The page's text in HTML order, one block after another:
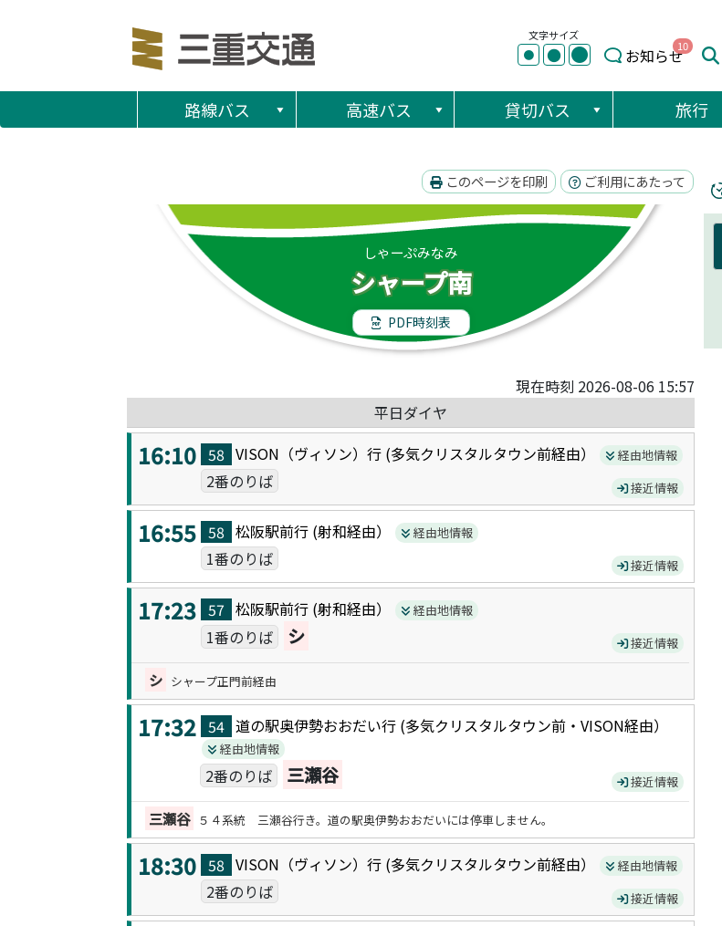
文字サイズ
● ● ● お知らせ10
路線バス 高速バス 貸切バス 旅行
このページを印刷 ご利用にあたって
しゃーぷみなみ
シャープ南
PDF時刻表
現在時刻 2026-08-06 15:57
平日ダイヤ
16:10 58 VISON（ヴィソン）行 (多気クリスタルタウン前経由） 経由地情報
2番のりば 接近情報
16:55 58 松阪駅前行 (射和経由） 経由地情報
1番のりば 接近情報
17:23 57 松阪駅前行 (射和経由） 経由地情報
1番のりば シ 接近情報
シ シャープ正門前経由
17:32 54 道の駅奥伊勢おおだい行 (多気クリスタルタウン前・VISON経由）
経由地情報
2番のりば 三瀬谷 接近情報
三瀬谷 ５４系統 三瀬谷行き。道の駅奥伊勢おおだいには停車しません。
18:30 58 VISON（ヴィソン）行 (多気クリスタルタウン前経由） 経由地情報
2番のりば 接近情報